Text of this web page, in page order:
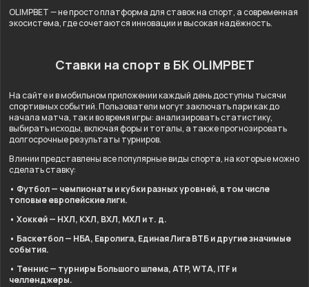
OLIMPBET — не просто платформа для ставок на спорт, а современная
экосистема, где сочетаются инновации и высокая надёжность.
Ставки на спорт в БК OLIMPBET
На сайте и в мобильном приложении каждый день доступны тысячи
спортивных событий. Пользователи могут заключать пари как до
начала матча, так и во время игры: анализировать статистику,
выбирать исходы, включая форы и тоталы, а также прогнозировать
долгосрочные результаты турниров.
В линии представлены все популярные виды спорта, на которые можно
сделать ставку:
• Футбол — чемпионаты и кубки разных уровней, в том числе
топовые европейские лиги.
• Хоккей — НХЛ, КХЛ, ВХЛ, МХЛ и т. д.
• Баскетбол — НБА, Евролига, Единая Лига ВТБ и другие значимые
события.
• Теннис — турниры Большого шлема, ATP, WTA, ITF и
челленджеры.